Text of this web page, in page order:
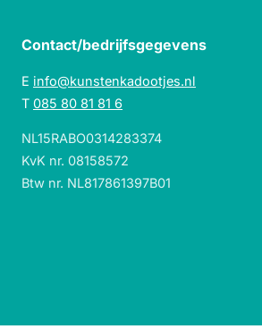
Contact/bedrijfsgegevens
E info@kunstenkadootjes.nl
T 085 80 81 81 6
NL15RABO0314283374
KvK nr. 08158572
Btw nr. NL817861397B01